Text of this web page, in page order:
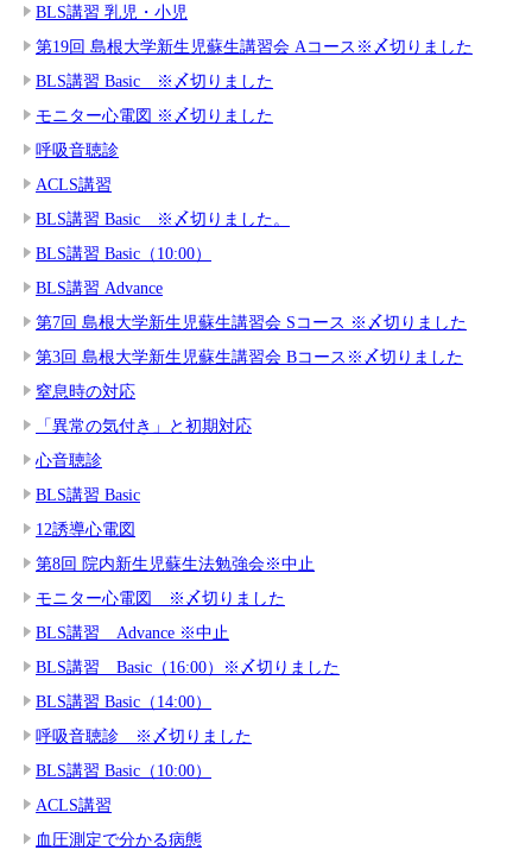
BLS講習 乳児・小児
第19回 島根大学新生児蘇生講習会 Aコース※〆切りました
BLS講習 Basic ※〆切りました
モニター心電図 ※〆切りました
呼吸音聴診
ACLS講習
BLS講習 Basic ※〆切りました。
BLS講習 Basic（10:00）
BLS講習 Advance
第7回 島根大学新生児蘇生講習会 Sコース ※〆切りました
第3回 島根大学新生児蘇生講習会 Bコース※〆切りました
窒息時の対応
「異常の気付き」と初期対応
心音聴診
BLS講習 Basic
12誘導心電図
第8回 院内新生児蘇生法勉強会※中止
モニター心電図 ※〆切りました
BLS講習 Advance ※中止
BLS講習 Basic（16:00）※〆切りました
BLS講習 Basic（14:00）
呼吸音聴診 ※〆切りました
BLS講習 Basic（10:00）
ACLS講習
血圧測定で分かる病態